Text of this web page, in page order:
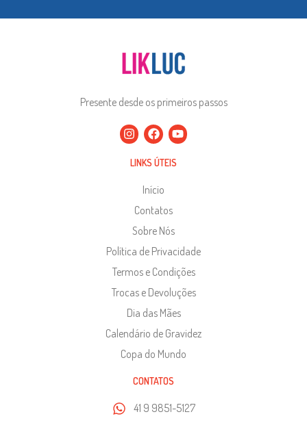
Presente desde os primeiros passos
LINKS ÚTEIS
Início
Contatos
Sobre Nós
Política de Privacidade
Termos e Condições
Trocas e Devoluções
Dia das Mães
Calendário de Gravidez
Copa do Mundo
CONTATOS
41 9 9851-5127